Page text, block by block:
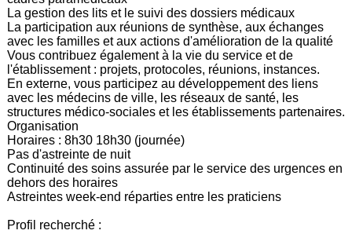
La gestion des lits et le suivi des dossiers médicaux
La participation aux réunions de synthèse, aux échanges
avec les familles et aux actions d'amélioration de la qualité
Vous contribuez également à la vie du service et de
l'établissement : projets, protocoles, réunions, instances.
En externe, vous participez au développement des liens
avec les médecins de ville, les réseaux de santé, les
structures médico-sociales et les établissements partenaires.
Organisation
Horaires : 8h30 18h30 (journée)
Pas d'astreinte de nuit
Continuité des soins assurée par le service des urgences en
dehors des horaires
Astreintes week-end réparties entre les praticiens
Profil recherché :